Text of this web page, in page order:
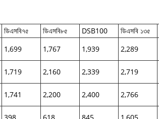
ডিএসবি৭৫ ডিএসবি৮৫ DSB100 ডিএসবি ১৩৫
1,699 1,767 1,939 2,289
1,719 2,160 2,339 2,719
1,741 2,200 2,400 2,766